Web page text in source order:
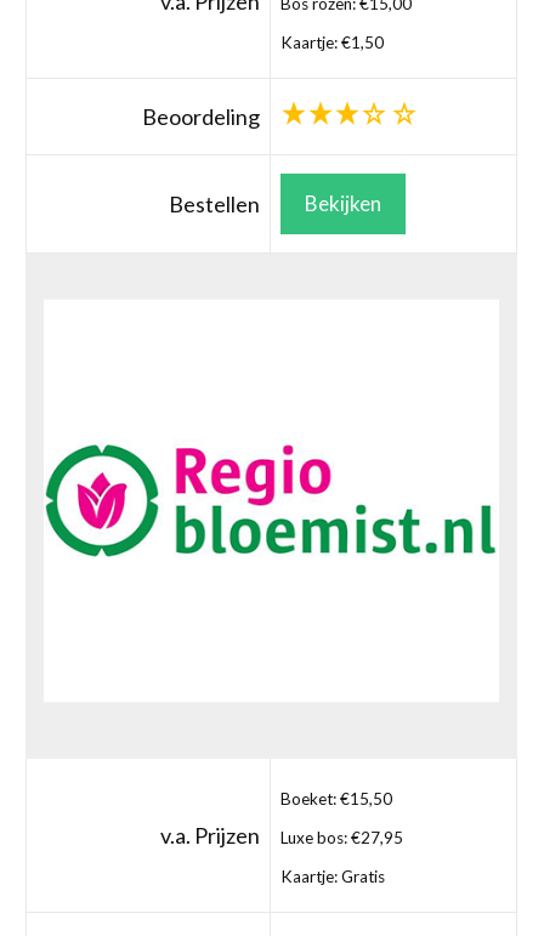
Kaartje: €1,50
Beoordeling
Bestellen Bekijken
v.a. Prijzen
Boeket: €15,50
Luxe bos: €27,95
Kaartje: Gratis